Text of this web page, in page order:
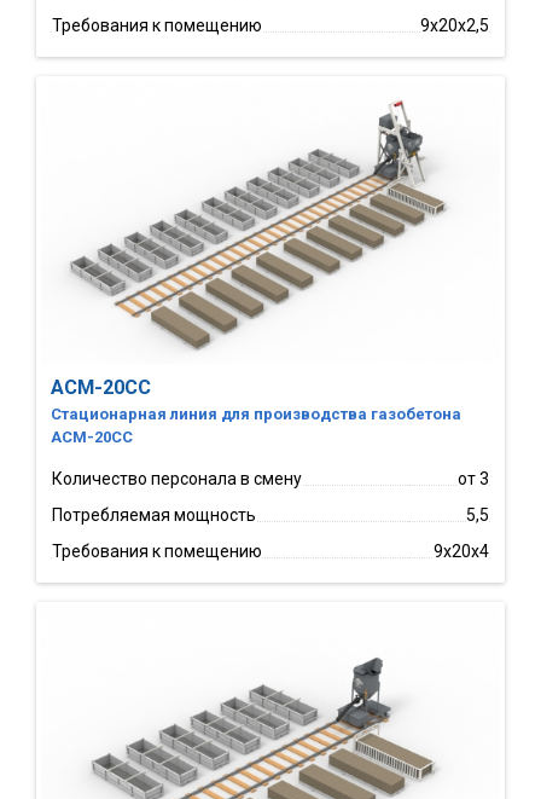
Требования к помещению
9х20х2,5
АСМ-20СС
Стационарная линия для производства газобетона
АСМ-20СС
Количество персонала в смену
от 3
Потребляемая мощность
5,5
Требования к помещению
9х20х4